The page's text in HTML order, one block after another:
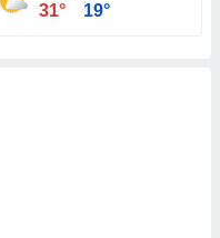
31° 19°